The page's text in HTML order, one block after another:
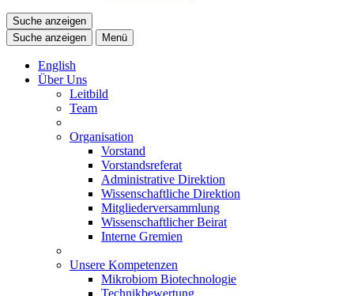
Suche anzeigen
Suche anzeigen
Menü
English
Über Uns
Leitbild
Team
Organisation
Vorstand
Vorstandsreferat
Administrative Direktion
Wissenschaftliche Direktion
Mitgliederversammlung
Wissenschaftlicher Beirat
Interne Gremien
Unsere Kompetenzen
Mikrobiom Biotechnologie
Technikbewertung